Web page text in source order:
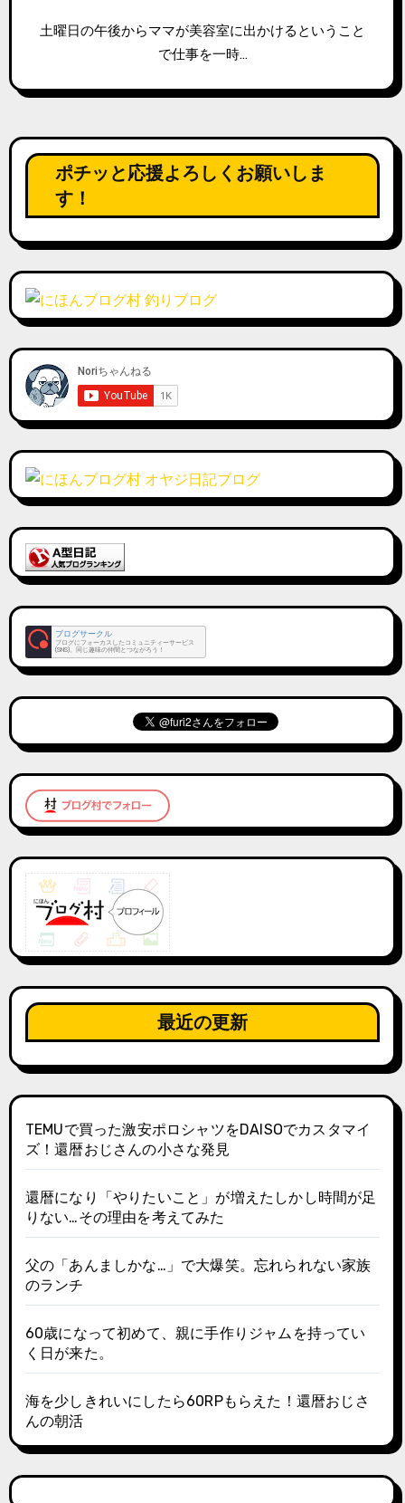
土曜日の午後からママが美容室に出かけるということ
で仕事を一時…
ポチッと応援よろしくお願いしま
す！
ブログサークル
ブログにフォーカスしたコミュニティーサービス
(SNS)。同じ趣味の仲間とつながろう！
最近の更新
TEMUで買った激安ポロシャツをDAISOでカスタマイ
ズ！還暦おじさんの小さな発見
還暦になり「やりたいこと」が増えたしかし時間が足
りない…その理由を考えてみた
父の「あんましかな…」で大爆笑。忘れられない家族
のランチ
60歳になって初めて、親に手作りジャムを持ってい
く日が来た。
海を少しきれいにしたら60RPもらえた！還暦おじさ
んの朝活